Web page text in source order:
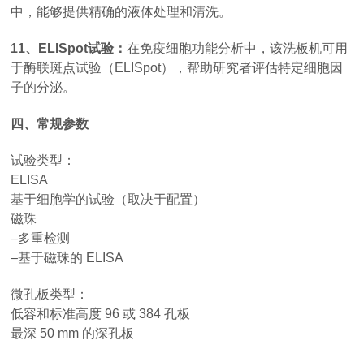
中，能够提供精确的液体处理和清洗。
11、ELISpot试验：在免疫细胞功能分析中，该洗板机可用
于酶联斑点试验（ELISpot），帮助研究者评估特定细胞因
子的分泌。
四、常规参数
试验类型：
ELISA
基于细胞学的试验（取决于配置）
磁珠
–多重检测
–基于磁珠的 ELISA
微孔板类型：
低容和标准高度 96 或 384 孔板
最深 50 mm 的深孔板